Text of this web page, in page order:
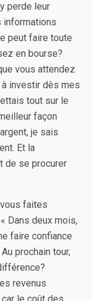
perde leur
informations
peut faire toute
en bourse?
vous attendez
investir dès mes
tout sur le
façon
je sais
Et la
de se procurer
faites
Dans deux mois,
faire confiance
prochain tour,
revenus